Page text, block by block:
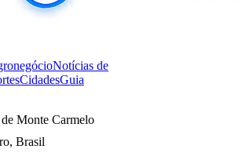
Notícias de
CidadesGuia
Brasil